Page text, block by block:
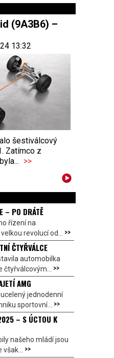
(9A3B6) –
13:32
šestiválcový
Zatímco z
>>
– PO DRÁTĚ
řízení na
revolucí od... >>
ČTYŘVÁLCE
automobilka
čtyřválcovým... >>
AMG
jednodenní
sportovní... >>
– S ÚCTOU K
našeho mládí jsou
>>